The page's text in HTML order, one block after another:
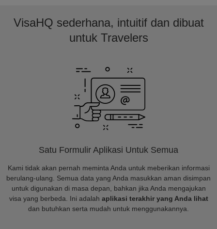
VisaHQ sederhana, intuitif dan dibuat
untuk Travelers
Satu Formulir Aplikasi Untuk Semua
Kami tidak akan pernah meminta Anda untuk meberikan informasi
berulang-ulang. Semua data yang Anda masukkan aman disimpan
untuk digunakan di masa depan, bahkan jika Anda mengajukan
visa yang berbeda. Ini adalah aplikasi terakhir yang Anda lihat
dan butuhkan serta mudah untuk menggunakannya.